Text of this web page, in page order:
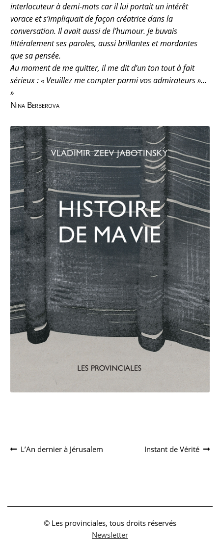
interlocuteur à demi-mots car il lui portait un intérêt
vorace et s’impliquait de façon créatrice dans la
conversation. Il avait aussi de l’humour. Je buvais
littéralement ses paroles, aussi brillantes et mordantes
que sa pensée.
Au moment de me quitter, il me dit d’un ton tout à fait
sérieux : « Veuillez me compter parmi vos admirateurs »…
»
Nina Berberova
Navigation
Article
L’An dernier à Jérusalem
Article
Instant de Vérité
© Les provinciales, tous droits réservés
Newsletter